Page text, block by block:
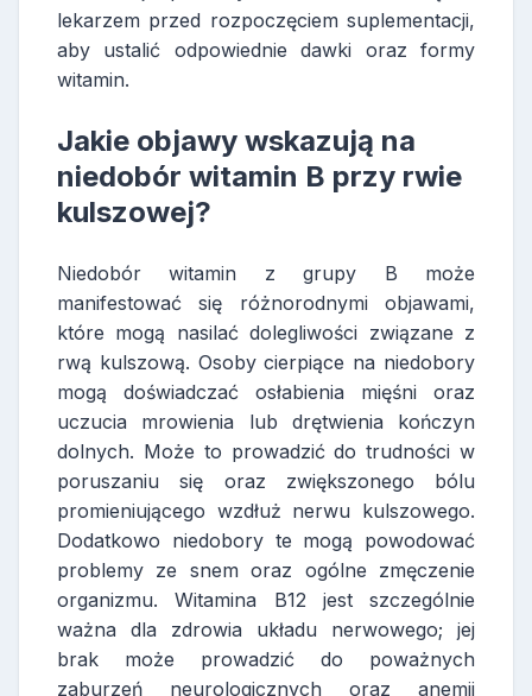
lekarzem przed rozpoczęciem suplementacji,
aby ustalić odpowiednie dawki oraz formy
witamin.
Jakie objawy wskazują na
niedobór witamin B przy rwie
kulszowej?
Niedobór witamin z grupy B może
manifestować się różnorodnymi objawami,
które mogą nasilać dolegliwości związane z
rwą kulszową. Osoby cierpiące na niedobory
mogą doświadczać osłabienia mięśni oraz
uczucia mrowienia lub drętwienia kończyn
dolnych. Może to prowadzić do trudności w
poruszaniu się oraz zwiększonego bólu
promieniującego wzdłuż nerwu kulszowego.
Dodatkowo niedobory te mogą powodować
problemy ze snem oraz ogólne zmęczenie
organizmu. Witamina B12 jest szczególnie
ważna dla zdrowia układu nerwowego; jej
brak może prowadzić do poważnych
zaburzeń neurologicznych oraz anemii